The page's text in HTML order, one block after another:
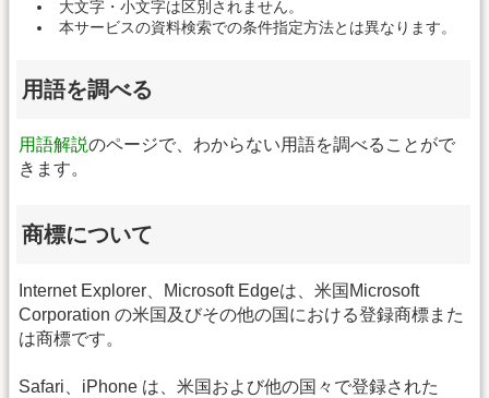
大文字・小文字は区別されません。
本サービスの資料検索での条件指定方法とは異なります。
用語を調べる
用語解説のページで、わからない用語を調べることがで
きます。
商標について
Internet Explorer、Microsoft Edgeは、米国Microsoft
Corporation の米国及びその他の国における登録商標また
は商標です。
Safari、iPhone は、米国および他の国々で登録された